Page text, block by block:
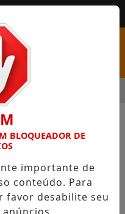
FUNÇÕES E SALÁRIOS
BLOQUEADOR DE
importante de
conteúdo. Para
favor desabilite seu